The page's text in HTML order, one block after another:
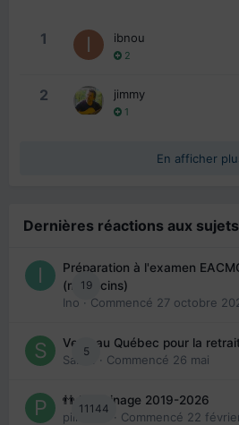
1 ibnou
2
2 jimmy
1
En afficher
Dernières réactions aux sujets
19
Préparation à l'examen
(médecins)
Ino · Commencé 27 octobre
5
Venir au Québec pour la
Sab74
· Commencé 26 mai
11144
👬 Parrainage 2019-2026
piinoush · Commencé 22